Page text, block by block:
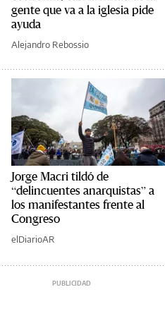
gente que va a la iglesia pide
ayuda
Alejandro Rebossio
Jorge Macri tildó de
“delincuentes anarquistas” a
los manifestantes frente al
Congreso
elDiarioAR